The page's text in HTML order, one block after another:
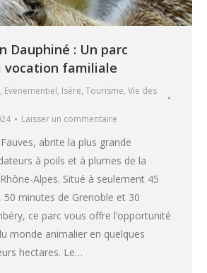
Dauphiné : Un parc
vocation familiale
, Evenementiel, Isère, Tourisme, Vie des
Laisser un commentaire
abrite la plus grande
à poils et à plumes de la
Alpes. Situé à seulement 45
minutes de Grenoble et 30
ce parc vous offre l’opportunité
monde animalier en quelques
hectares. Le…